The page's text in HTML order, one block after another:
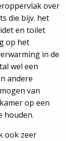
over
die bijv. het
en toilet
op het
in de
wel een
andere
van
op een
houden.
ook zeer